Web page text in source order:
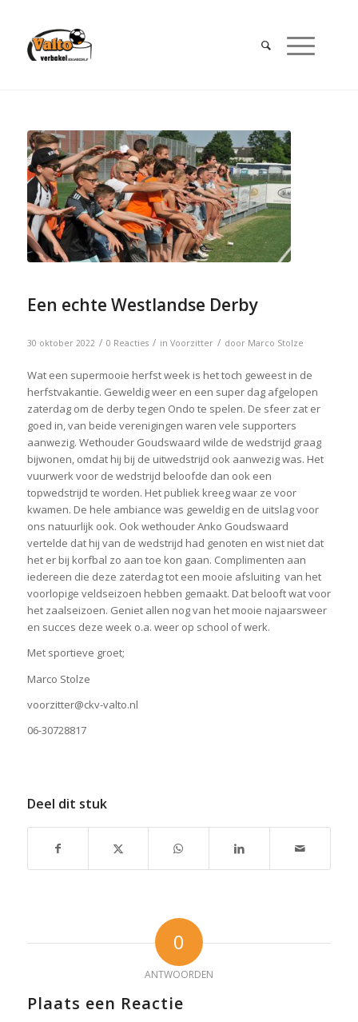
Een echte Westlandse Derby
30 oktober 2022 / 0 Reacties / in Voorzitter / door Marco Stolze
Wat een supermooie herfst week is het toch geweest in de
herfstvakantie. Geweldig weer en een super dag afgelopen
zaterdag om de derby tegen Ondo te spelen. De sfeer zat er
goed in, van beide verenigingen waren vele supporters
aanwezig. Wethouder Goudswaard wilde de wedstrijd graag
bijwonen, omdat hij bij de uitwedstrijd ook aanwezig was. Het
vuurwerk voor de wedstrijd beloofde dan ook een
topwedstrijd te worden. Het publiek kreeg waar ze voor
kwamen. De hele ambiance was geweldig en de uitslag voor
ons natuurlijk ook. Ook wethouder Anko Goudswaard
vertelde dat hij van de wedstrijd had genoten en wist niet dat
het er bij korfbal zo aan toe kon gaan. Complimenten aan
iedereen die deze zaterdag tot een mooie afsluiting van het
voorlopige veldseizoen hebben gemaakt. Dat belooft wat voor
het zaalseizoen. Geniet allen nog van het mooie najaarsweer
en succes deze week o.a. weer op school of werk.
Met sportieve groet;
Marco Stolze
voorzitter@ckv-valto.nl
06-30728817
Deel dit stuk
0
ANTWOORDEN
Plaats een Reactie